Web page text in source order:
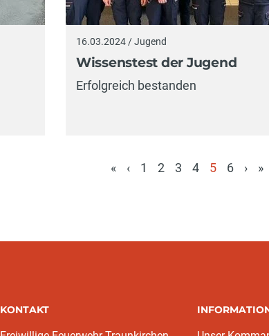
16.03.2024 / Jugend
Wissenstest der Jugend
Erfolgreich bestanden
« ‹ 1 2 3 4
5
6 › »
KONTAKT